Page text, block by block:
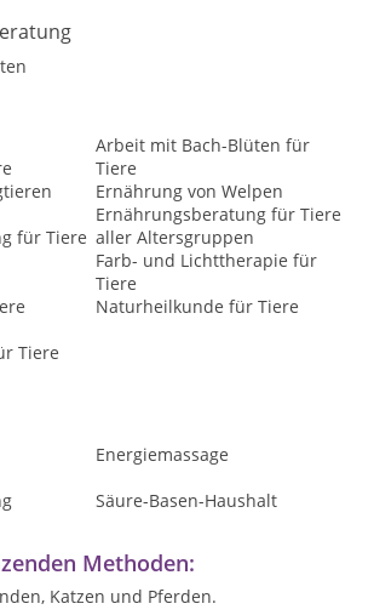
Arbeit mit Bach-Blüten für
Tiere
Ernährung von Welpen
für Tiere
Ernährungsberatung für Tiere
aller Altersgruppen
Farb- und Lichttherapie für
Tiere
Naturheilkunde für Tiere
Tiere
Energiemassage
Säure-Basen-Haushalt
Methoden:
Katzen und Pferden.